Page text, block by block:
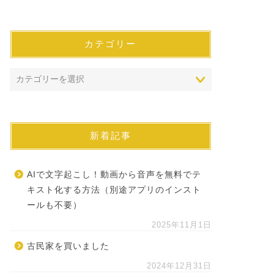
カテゴリー
新着記事
AIで文字起こし！動画から音声を無料でテ
キスト化する方法（別途アプリのインスト
ールも不要）
2025年11月1日
古民家を買いました
2024年12月31日